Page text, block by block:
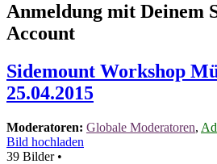
Anmeldung mit Deinem
Account
Sidemount Workshop
25.04.2015
Moderatoren: Globale Moderatoren,
Bild hochladen
39 Bilder •